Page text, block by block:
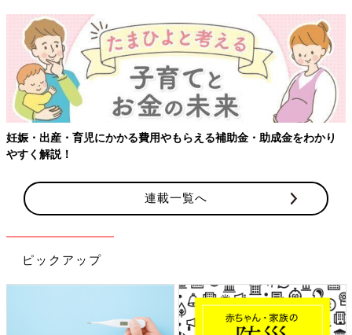
【ワクチン接種できるものも】妊婦の感染症対策、知っておいて
連載一覧へ
ピックアップ